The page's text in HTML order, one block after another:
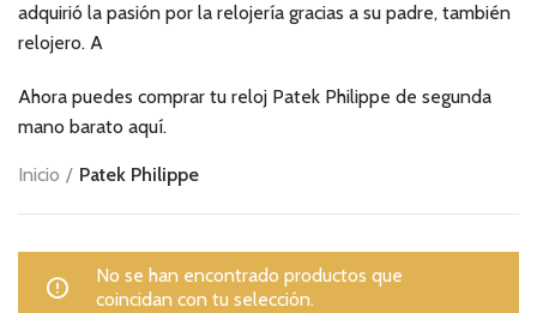
adquirió la pasión por la relojería gracias a su padre, también
relojero. A
Ahora puedes comprar tu reloj Patek Philippe de segunda
mano barato aquí.
Inicio Patek Philippe
No se han encontrado productos que
coincidan con tu selección.